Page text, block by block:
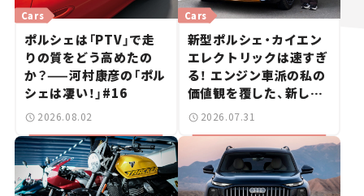
ポルシェは「PTV」で走
りの質をどう高めたの
か？——河村康彦の「ポル
シェは凄い！」#16
Cars
2026.08.02
新型ポルシェ・カイエン
エレクトリックは速すぎ
る！ エンジン車派の私の
価値観を覆した、新しい
ポルシェの走り。
Cars
2026.07.31